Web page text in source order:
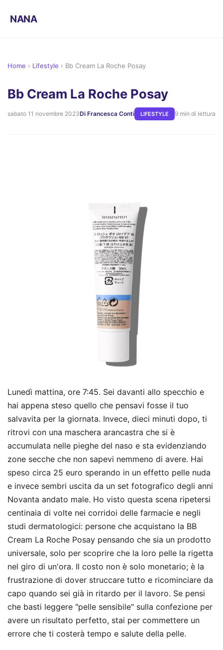
NANA
Home › Lifestyle › Bb Cream La Roche Posay
Bb Cream La Roche Posay
sabato 11 novembre 2023Di Francesca Conti LIFESTYLE 9 min di lettura
Lunedì mattina, ore 7:45. Sei davanti allo specchio e
hai appena steso quello che pensavi fosse il tuo
salvavita per la giornata. Invece, dieci minuti dopo, ti
ritrovi con una maschera arancastra che si è
accumulata nelle pieghe del naso e sta evidenziando
zone secche che non sapevi nemmeno di avere. Hai
speso circa 25 euro sperando in un effetto pelle nuda
e invece sembri uscita da un set fotografico degli anni
Novanta andato male. Ho visto questa scena ripetersi
centinaia di volte nei corridoi delle farmacie e negli
studi dermatologici: persone che acquistano la BB
Cream La Roche Posay pensando che sia un prodotto
universale, solo per scoprire che la loro pelle la rigetta
nel giro di un'ora. Il costo non è solo monetario; è la
frustrazione di dover struccare tutto e ricominciare da
capo quando sei già in ritardo per il lavoro. Se pensi
che basti leggere "pelle sensibile" sulla confezione per
avere un risultato perfetto, stai per commettere un
errore che ti costerà tempo e salute della pelle.